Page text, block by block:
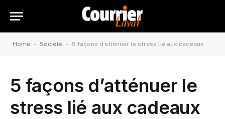
Home - Société - 5 façons d’atténuer le stress lié aux cadeaux
5 façons d’atténuer le
stress lié aux cadeaux